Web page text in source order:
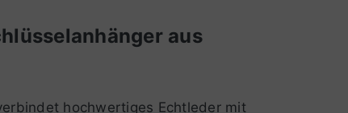
aus
hochwertiges Echtleder mit